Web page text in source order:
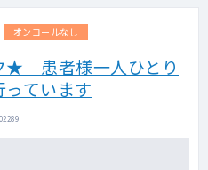
オンコールなし
患者様一人ひとり
ています